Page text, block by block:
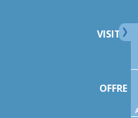
OFFRE